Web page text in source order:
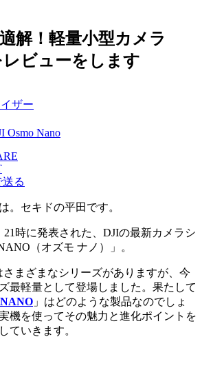
解！軽量小型カメラ
レビューをします
ザー
Osmo Nano
る
。セキドの平田です。
21時に発表された、DJIの最新カメラシ
（オズモ ナノ）」。
まざまなシリーズがありますが、今
最軽量として登場しました。果たして
」はどのような製品なのでしょ
機を使ってその魅力と進化ポイントを
ていきます。